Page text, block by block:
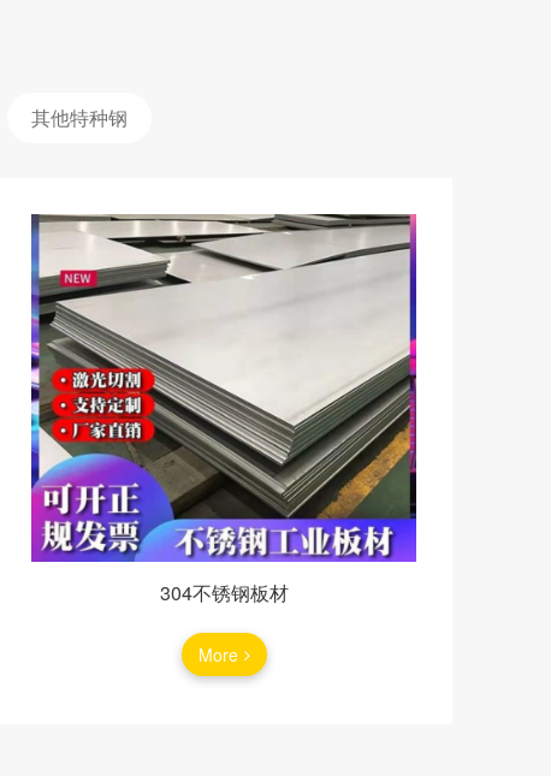
其他特种钢
304不锈钢板材
More